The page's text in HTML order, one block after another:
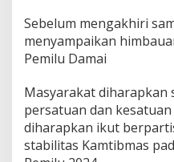
Sebelum mengakhiri
menyampaikan
Pemilu Damai
Masyarakat diharapkan
persatuan dan
diharapkan ikut
stabilitas Kamtibmas